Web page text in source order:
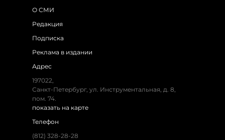
О СМИ
Редакция
Подписка
Реклама в издании
Адрес
197022,
Санкт-Петербург, ул. Инструментальная, д. 8,
пом. 74.
показать на карте
Телефон
(812) 328-28-28